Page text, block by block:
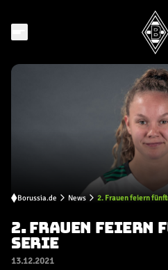
Borussia.de News 2. Frauen feiern
2. FRAUEN FEIERN
SERIE
13.12.2021